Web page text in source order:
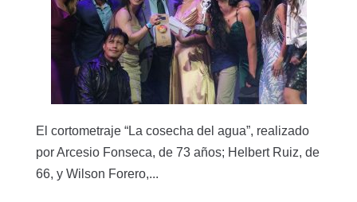
El cortometraje “La cosecha del agua”, realizado
por Arcesio Fonseca, de 73 años; Helbert Ruiz, de
66, y Wilson Forero,...